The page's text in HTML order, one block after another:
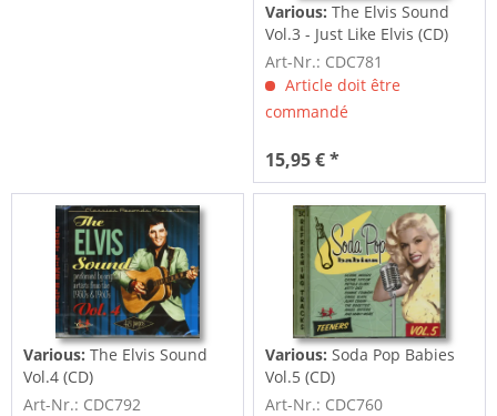
Various:The Elvis Sound
Vol.3 - Just Like Elvis (CD)
Art-Nr.: CDC781
Article doit être
commandé
15,95 € *
Various:The Elvis Sound
Vol.4 (CD)
Art-Nr.: CDC792
Various:Soda Pop Babies
Vol.5 (CD)
Art-Nr.: CDC760